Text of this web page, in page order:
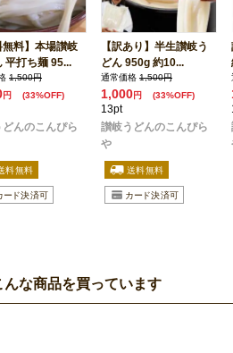
無料】本場讃岐
平打ち麺 95...
1,500円
円 (33%OFF)
どんのこんぴら
【訳あり】半生讃岐う
どん 950g 約10...
通常価格 1,500円
1,000円 (33%OFF)
13pt
讃岐うどんのこんぴら
や
な商品を買っています